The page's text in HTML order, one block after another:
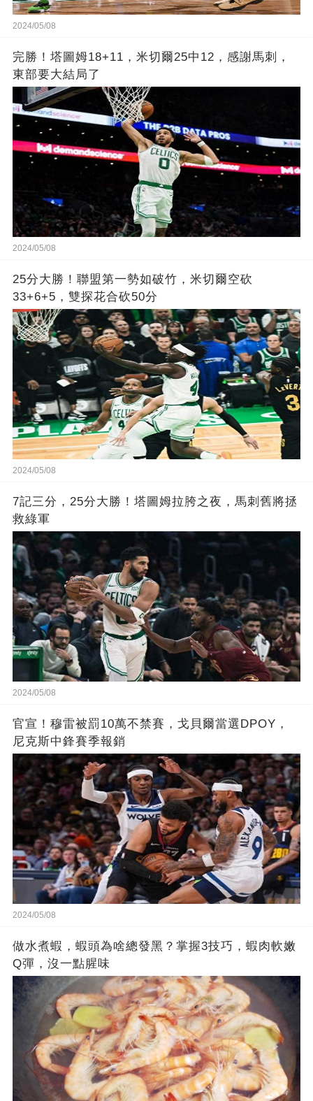
2024/05/08
完勝！塔圖姆18+11，米切爾25中12，感謝馬刺，
東部要大結局了
2024/05/08
25分大勝！聯盟第一勢如破竹，米切爾空砍
33+6+5，雙探花合砍50分
2024/05/08
7記三分，25分大勝！塔圖姆拉胯之夜，馬刺舊將拯
救綠軍
2024/05/08
官宣！穆雷被罰10萬不禁賽，戈貝爾當選DPOY，
尼克斯中鋒賽季報銷
2024/05/08
做水煮蝦，蝦頭為啥總發黑？掌握3技巧，蝦肉軟嫩
Q彈，沒一點腥味